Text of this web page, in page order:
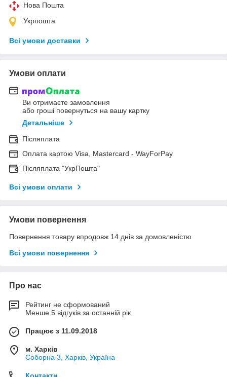
Нова Пошта
Укрпошта
Всі умови доставки
Умови оплати
Ви отримаєте замовлення
або гроші повернуться на вашу картку
Детальніше
Післяплата
Оплата картою Visa, Mastercard - WayForPay
Післяплата "УкрПошта"
Всі умови оплати
Умови повернення
Повернення товару впродовж 14 днів за домовленістю
Всі умови повернення
Про нас
Рейтинг не сформований
Менше 5 відгуків за останній рік
Працює з 11.09.2018
м. Харків
Соборна 3, Харків, Україна